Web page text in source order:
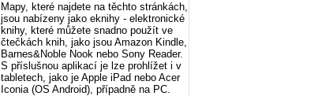
Mapy, které najdete na těchto stránkách,
jsou nabízeny jako eknihy - elektronické
knihy, které můžete snadno použít ve
čtečkách knih, jako jsou Amazon Kindle,
Barnes&Noble Nook nebo Sony Reader.
S příslušnou aplikací je lze prohlížet i v
tabletech, jako je Apple iPad nebo Acer
Iconia (OS Android), případně na PC.